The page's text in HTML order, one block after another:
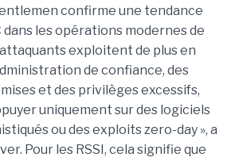
confirme une tendance
les opérations modernes de
exploitent de plus en
de confiance, des
et des privilèges excessifs,
uniquement sur des logiciels
ou des exploits zero-day », a
Pour les RSSI, cela signifie que